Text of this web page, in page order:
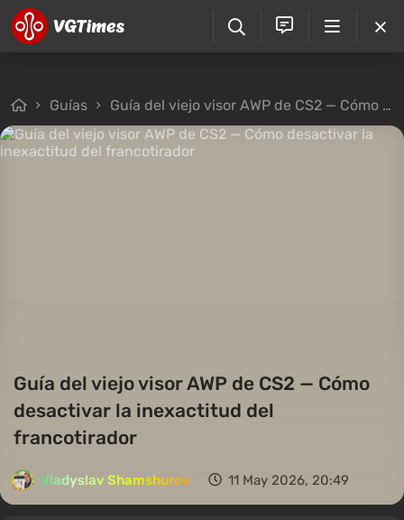
Guías Guía del viejo visor AWP de CS2 — Cómo desactivar la inexactitud del francotirador
Guía del viejo visor AWP de CS2 — Cómo
desactivar la inexactitud del
francotirador
Vladyslav Shamshurov 11 May 2026, 20:49